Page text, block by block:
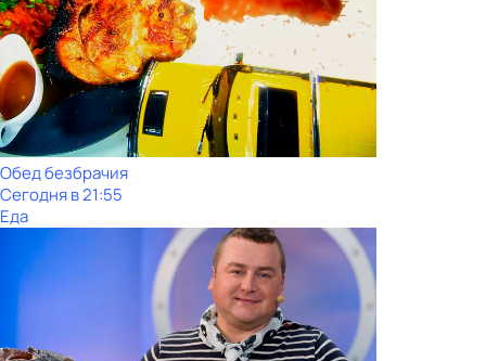
Обед безбрачия
Сегодня в 21:55
Еда